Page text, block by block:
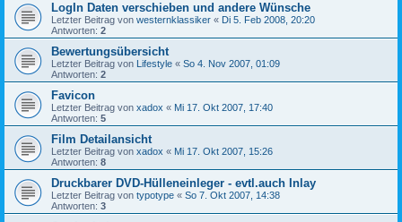
LogIn Daten verschieben und andere Wünsche
Letzter Beitrag von westernklassiker « Di 5. Feb 2008, 20:20
Antworten: 2
Bewertungsübersicht
Letzter Beitrag von Lifestyle « So 4. Nov 2007, 01:09
Antworten: 2
Favicon
Letzter Beitrag von xadox « Mi 17. Okt 2007, 17:40
Antworten: 5
Film Detailansicht
Letzter Beitrag von xadox « Mi 17. Okt 2007, 15:26
Antworten: 8
Druckbarer DVD-Hülleneinleger - evtl.auch Inlay
Letzter Beitrag von typotype « So 7. Okt 2007, 14:38
Antworten: 3